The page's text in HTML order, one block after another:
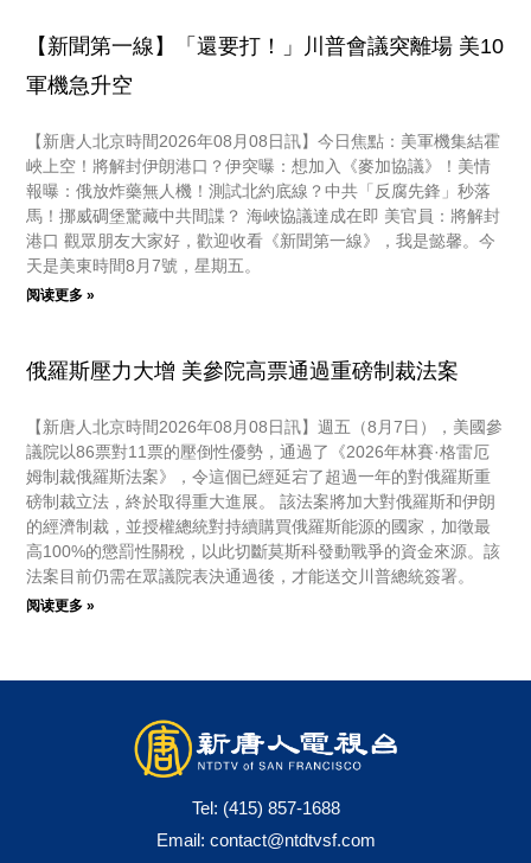
【新聞第一線】「還要打！」川普會議突離場 美10
軍機急升空
【新唐人北京時間2026年08月08日訊】今日焦點：美軍機集結霍
峽上空！將解封伊朗港口？伊突曝：想加入《麥加協議》！美情
報曝：俄放炸藥無人機！測試北約底線？中共「反腐先鋒」秒落
馬！挪威碉堡驚藏中共間諜？ 海峽協議達成在即 美官員：將解封
港口 觀眾朋友大家好，歡迎收看《新聞第一線》，我是懿馨。今
天是美東時間8月7號，星期五。
阅读更多 »
俄羅斯壓力大增 美參院高票通過重磅制裁法案
【新唐人北京時間2026年08月08日訊】週五（8月7日），美國參
議院以86票對11票的壓倒性優勢，通過了《2026年林賽·格雷厄
姆制裁俄羅斯法案》，令這個已經延宕了超過一年的對俄羅斯重
磅制裁立法，終於取得重大進展。 該法案將加大對俄羅斯和伊朗
的經濟制裁，並授權總統對持續購買俄羅斯能源的國家，加徵最
高100%的懲罰性關稅，以此切斷莫斯科發動戰爭的資金來源。該
法案目前仍需在眾議院表決通過後，才能送交川普總統簽署。
阅读更多 »
Tel: (415) 857-1688
Email: contact@ntdtvsf.com